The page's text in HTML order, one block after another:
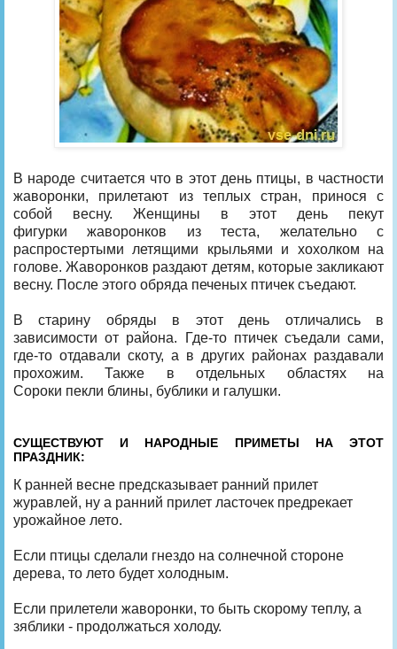
В народе считается что в этот день птицы, в частности
жаворонки, прилетают из теплых стран, принося с
собой весну. Женщины в этот день пекут
фигурки жаворонков из теста, желательно с
распростертыми летящими крыльями и хохолком на
голове. Жаворонков раздают детям, которые закликают
весну. После этого обряда печеных птичек съедают.
В старину обряды в этот день отличались в
зависимости от района. Где-то птичек съедали сами,
где-то отдавали скоту, а в других районах раздавали
прохожим. Также в отдельных областях на
Сороки пекли блины, бублики и галушки.
СУЩЕСТВУЮТ И НАРОДНЫЕ ПРИМЕТЫ НА ЭТОТ
ПРАЗДНИК:
К ранней весне предсказывает ранний прилет
журавлей, ну а ранний прилет ласточек предрекает
урожайное лето.
Если птицы сделали гнездо на солнечной стороне
дерева, то лето будет холодным.
Если прилетели жаворонки, то быть скорому теплу, а
зяблики - продолжаться холоду.